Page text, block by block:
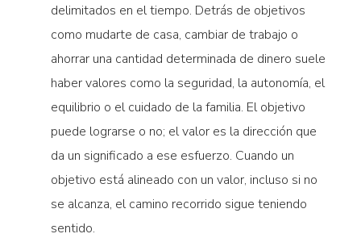
delimitados en el tiempo. Detrás de objetivos
como mudarte de casa, cambiar de trabajo o
ahorrar una cantidad determinada de dinero suele
haber valores como la seguridad, la autonomía, el
equilibrio o el cuidado de la familia. El objetivo
puede lograrse o no; el valor es la dirección que
da un significado a ese esfuerzo. Cuando un
objetivo está alineado con un valor, incluso si no
se alcanza, el camino recorrido sigue teniendo
sentido.